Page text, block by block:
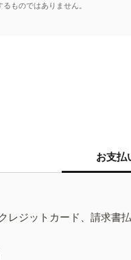
ものではありません。
お支払
レジットカード、請求書